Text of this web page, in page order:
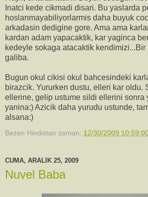
Inatci kede cikmadi disari. Bu yaslarda
hoslanmayabiliyorlarmis daha buyuk
arkadasin dedigine gore. Ama ama
kardan adam yapacaktik, kar yaginca
kedeyle sokaga atacaktik
galiba.
Bugun okul cikisi okul bahcesindeki
birazcik. Yururken dustu, elleri kar oldu.
ellerine, gelip ustume sildi ellerini sonra
yanina:) Azicik daha yurudu ustunde,
alsana:)
Bezen Hindistan zaman: 12/30/2009
CUMA, ARALIK 25, 2009
Nuvel Baba